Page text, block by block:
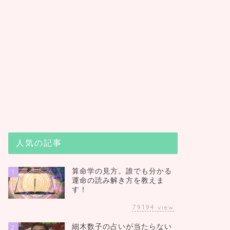
人気の記事
1
算命学の見方。誰でも分かる
運命の読み解き方を教えま
す！
79194 view
2 細木数子の占いが当たらない